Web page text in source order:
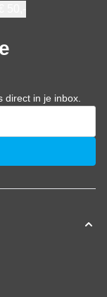
direct in je inbox.